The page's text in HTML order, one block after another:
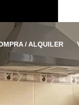
/ ALQUILER